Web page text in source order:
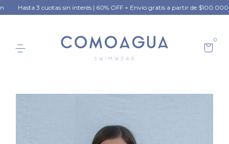
sin interés | 60% OFF + Envío gratis a partir de $100.000 en Winter
0